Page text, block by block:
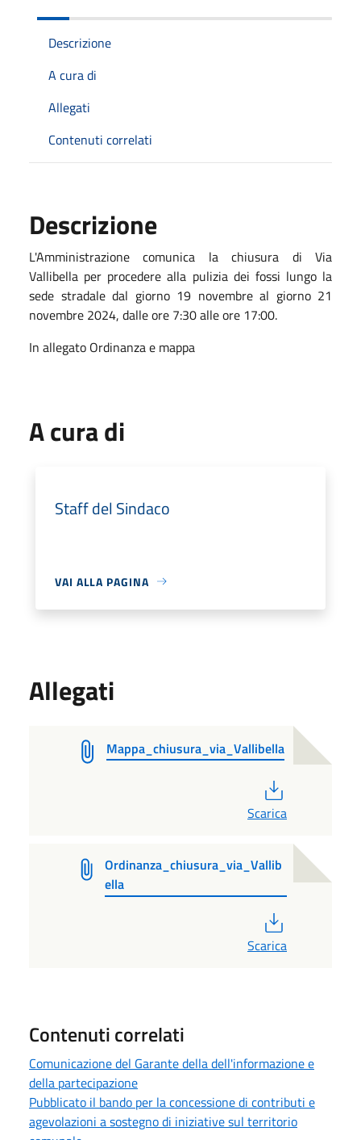
Descrizione
A cura di
Allegati
Contenuti correlati
Descrizione
L'Amministrazione comunica la chiusura di Via
Vallibella per procedere alla pulizia dei fossi lungo la
sede stradale dal giorno 19 novembre al giorno 21
novembre 2024, dalle ore 7:30 alle ore 17:00.
In allegato Ordinanza e mappa
A cura di
Staff del Sindaco
VAI ALLA PAGINA
Allegati
Mappa_chiusura_via_Vallibella
Scarica
Ordinanza_chiusura_via_Vallib
ella
Scarica
Contenuti correlati
Comunicazione del Garante della dell'informazione e
della partecipazione
Pubblicato il bando per la concessione di contributi e
agevolazioni a sostegno di iniziative sul territorio